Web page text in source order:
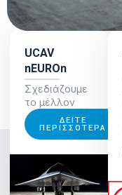
UCAV
nEUROn
Σχεδιάζουμε
το μέλλον
ΔΕΊΤΕ
ΠΕΡΙΣΣΌΤΕΡΑ